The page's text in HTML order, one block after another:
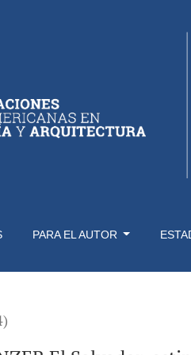
CO2 para el desempeño térmico
PARA EL AUTOR